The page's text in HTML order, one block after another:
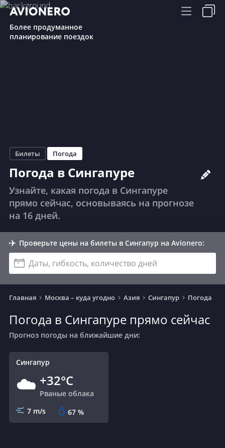
Более продуманное
планирование поездок
Билеты Погода
Погода в Сингапуре
Узнайте, какая погода в Сингапуре
прямо сейчас, основываясь на прогнозе
на 16 дней.
Проверьте цены на билеты в Сингапур на Avionero:
Даты, гибкость, количество дней
Главная Москва – куда угодно Азия Сингапур Погода
Погода в Сингапуре прямо сейчас
Прогноз погоды на ближайшие дни:
Сингапур
☁️ +32°C
Рваные облака
7 m/s
67 %